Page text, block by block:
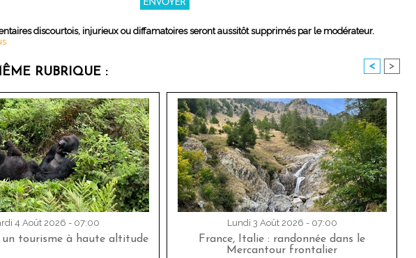
discourtois, injurieux ou diffamatoires seront aussitôt supprimés par le modérateur.
RUBRIQUE : < >
4 Août 2026 - 07:00
un tourisme à haute altitude
Lundi 3 Août 2026 - 07:00
France, Italie : randonnée dans le
Mercantour frontalier